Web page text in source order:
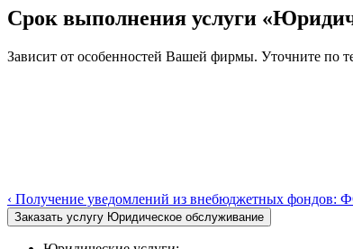
Срок выполнения услуги
Зависит от особенностей Вашей фирмы. Уточните по
‹ Получение уведомлений из внебюджетных